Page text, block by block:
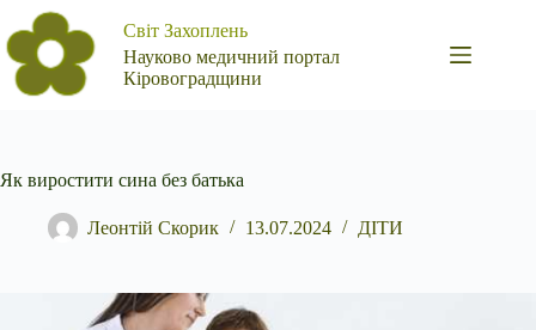
Перейти
до
вмісту
Світ Захоплень
Науково медичний портал
Кіровоградщини
Як виростити сина без батька
Леонтій Скорик 13.07.2024 ДІТИ